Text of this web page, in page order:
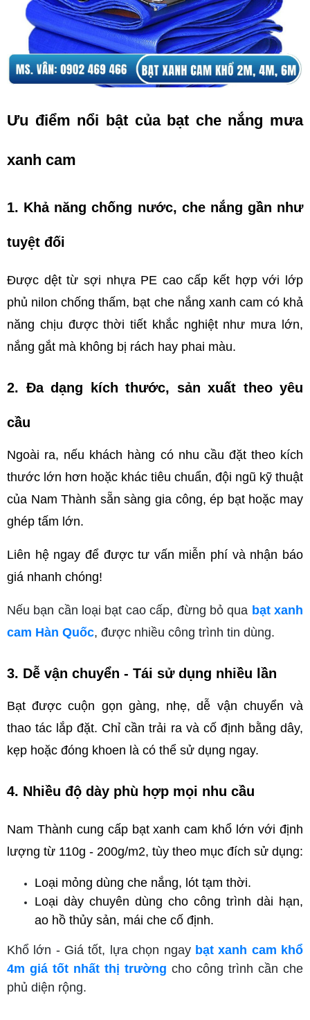
Ưu điểm nổi bật của bạt che nắng mưa
xanh cam
1. Khả năng chống nước, che nắng gần như
tuyệt đối
Được dệt từ sợi nhựa PE cao cấp kết hợp với lớp
phủ nilon chống thấm, bạt che nắng xanh cam có khả
năng chịu được thời tiết khắc nghiệt như mưa lớn,
nắng gắt mà không bị rách hay phai màu.
2. Đa dạng kích thước, sản xuất theo yêu
cầu
Ngoài ra, nếu khách hàng có nhu cầu đặt theo kích
thước lớn hơn hoặc khác tiêu chuẩn, đội ngũ kỹ thuật
của Nam Thành sẵn sàng gia công, ép bạt hoặc may
ghép tấm lớn.
Liên hệ ngay để được tư vấn miễn phí và nhận báo
giá nhanh chóng!
Nếu bạn cần loại bạt cao cấp, đừng bỏ qua bạt xanh
cam Hàn Quốc, được nhiều công trình tin dùng.
3. Dễ vận chuyển - Tái sử dụng nhiều lần
Bạt được cuộn gọn gàng, nhẹ, dễ vận chuyển và
thao tác lắp đặt. Chỉ cần trải ra và cố định bằng dây,
kẹp hoặc đóng khoen là có thể sử dụng ngay.
4. Nhiều độ dày phù hợp mọi nhu cầu
Nam Thành cung cấp bạt xanh cam khổ lớn với định
lượng từ 110g - 200g/m2, tùy theo mục đích sử dụng:
Loại mỏng dùng che nắng, lót tạm thời.
Loại dày chuyên dùng cho công trình dài hạn,
ao hồ thủy sản, mái che cố định.
Khổ lớn - Giá tốt, lựa chọn ngay bạt xanh cam khổ
4m giá tốt nhất thị trường cho công trình cần che
phủ diện rộng.